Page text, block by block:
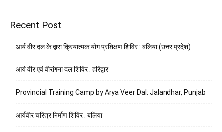
Recent Post
आर्य वीर दल के द्वारा क्रियात्मक योग प्रशिक्षण शिविर : बलिया (उत्तर प्रदेश)
आर्य वीर एवं वीरांगना दल शिविर : हरिद्वार
Provincial Training Camp by Arya Veer Dal: Jalandhar, Punjab
आर्यवीर चरित्र निर्माण शिविर : बलिया